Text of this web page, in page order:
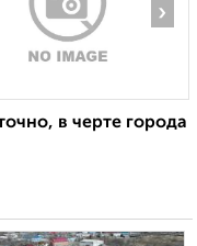
›
в черте города